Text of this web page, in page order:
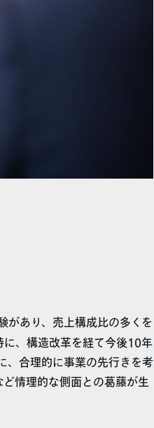
があり、売上構成比の多くを
に、構造改革を経て今後10年
、合理的に事業の先行きを考
情理的な側面との葛藤が生